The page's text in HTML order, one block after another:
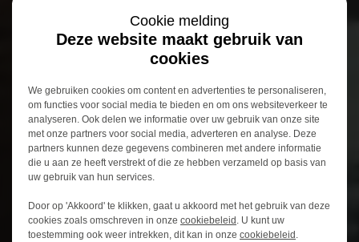
Cookie melding
Deze website maakt gebruik van
cookies
We gebruiken cookies om content en advertenties te personaliseren,
om functies voor social media te bieden en om ons websiteverkeer te
analyseren. Ook delen we informatie over uw gebruik van onze site
met onze partners voor social media, adverteren en analyse. Deze
partners kunnen deze gegevens combineren met andere informatie
die u aan ze heeft verstrekt of die ze hebben verzameld op basis van
uw gebruik van hun services.
Door op 'Akkoord' te klikken, gaat u akkoord met het gebruik van deze
cookies zoals omschreven in onze cookiebeleid . U kunt uw
toestemming ook weer intrekken, dit kan in onze cookiebeleid .